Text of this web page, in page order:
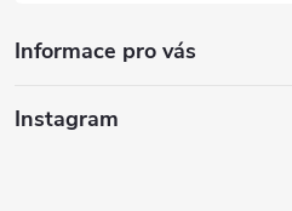
Informace pro vás
Instagram